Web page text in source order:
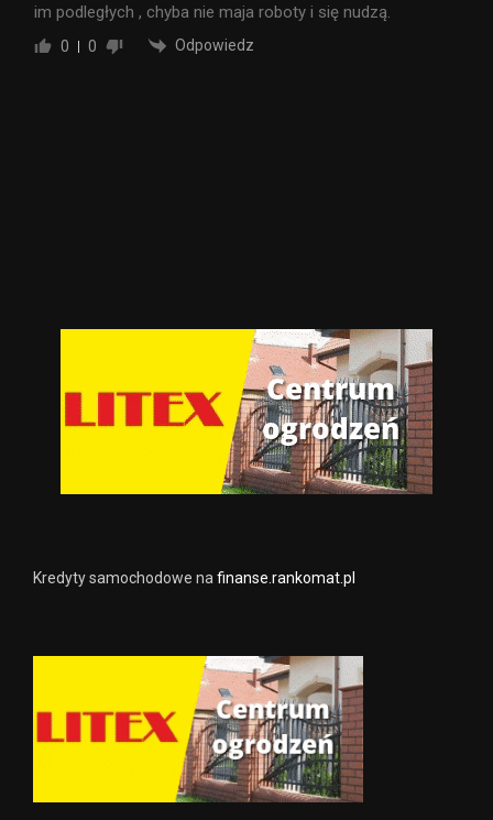
im podległych , chyba nie maja roboty i się nudzą.
0 0 Odpowiedz
Kredyty samochodowe nafinanse.rankomat.pl